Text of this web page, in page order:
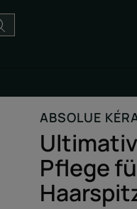
ABSOLUE
Pflege